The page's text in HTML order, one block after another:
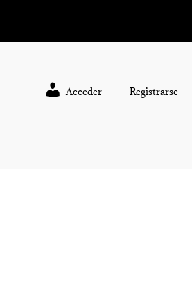
Acceder Registrarse